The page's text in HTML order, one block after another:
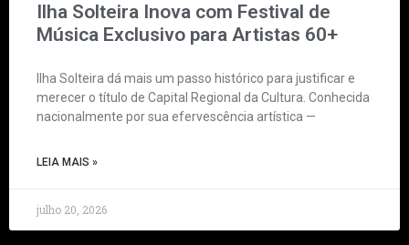
Ilha Solteira Inova com Festival de
Música Exclusivo para Artistas 60+
Ilha Solteira dá mais um passo histórico para justificar e
merecer o título de Capital Regional da Cultura. Conhecida
nacionalmente por sua efervescência artística —
LEIA MAIS »
julho 20, 2026